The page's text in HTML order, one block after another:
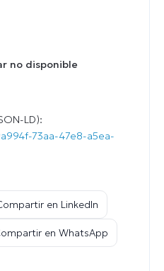
no disponible
LD):
73aa-47e8-a5ea-
en LinkedIn
en WhatsApp